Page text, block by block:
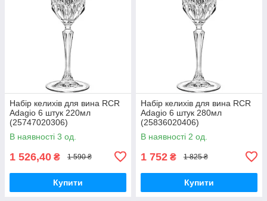
Набір келихів для вина RCR
Adagio 6 штук 220мл
(25747020306)
В наявності 3 од.
1 526,40 ₴ 1 590 ₴
Купити
Набір келихів для вина RCR
Adagio 6 штук 280мл
(25836020406)
В наявності 2 од.
1 752 ₴ 1 825 ₴
Купити